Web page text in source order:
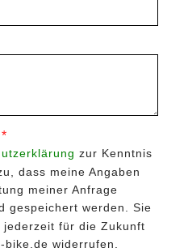
zur Kenntnis
dass meine Angaben
meiner Anfrage
gespeichert werden. Sie
für die Zukunft
widerrufen.